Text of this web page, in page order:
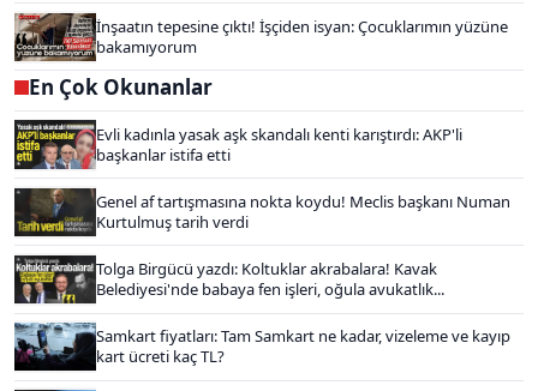
İnşaatın tepesine çıktı! İşçiden isyan: Çocuklarımın yüzüne
bakamıyorum
En Çok Okunanlar
Evli kadınla yasak aşk skandalı kenti karıştırdı: AKP'li
başkanlar istifa etti
Genel af tartışmasına nokta koydu! Meclis başkanı Numan
Kurtulmuş tarih verdi
Tolga Birgücü yazdı: Koltuklar akrabalara! Kavak
Belediyesi'nde babaya fen işleri, oğula avukatlık...
Samkart fiyatları: Tam Samkart ne kadar, vizeleme ve kayıp
kart ücreti kaç TL?